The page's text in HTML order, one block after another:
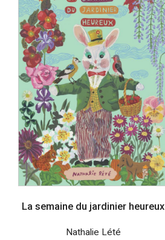
La semaine du jardinier heureux
Nathalie Lété